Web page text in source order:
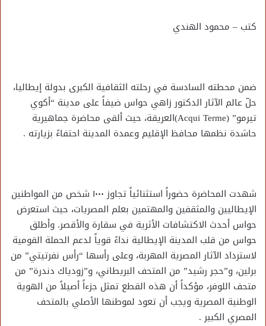
كتب – محمود الهندي
ضمن محطته السادسة في رحلته الثقافية الكبرى بدولة إيطاليا،
حلّ عالم الآثار الدكتور زاهي حواس ضيفاً على مدينة “أكوي
تيرمو” (Acqui Terme)العريقة، حيث ألقى محاضرة جماهيرية
حاشدة نظمها محافظ الإقليم وعمدة المدينة احتفاءً بزيارته .
شهدت المحاضرة حضوراً استثنائياً تجاوز ١٠٠٠ شخص من المواطنين
الإيطاليين والمثقفين والمهتمين بعلم المصريات، حيث استعرض
حواس أحدث الاكتشافات الأثرية في سقارة والأقصر. وأطلق
حواس من قلب المدينة الإيطالية نداءً قوياً لدعم الحملة القومية
لاسترداد الآثار المصرية المهربة، وعلى رأسها “رأس نفرتيتي” من
برلين، و”حجر رشيد” من المتحف البريطاني، و”زودياك دندرة” من
متحف اللوفر، مؤكداً أن هذه القطع تمثل جزءاً أصيلاً من الهوية
الوطنية المصرية ويجب أن تعود لموطنها الأصلي بالمتحف
المصري الكبير .